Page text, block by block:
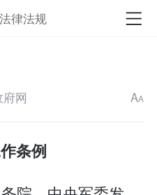
律法规
网 AA
条例